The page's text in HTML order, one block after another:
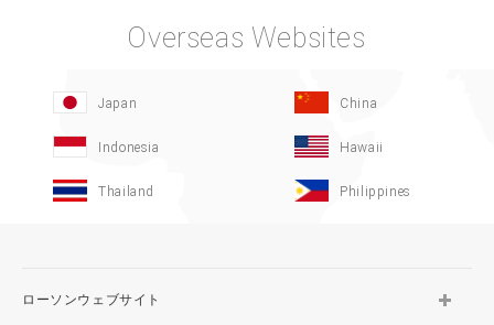
Overseas Websites
Japan China
Indonesia Hawaii
Thailand Philippines
ローソンウェブサイト